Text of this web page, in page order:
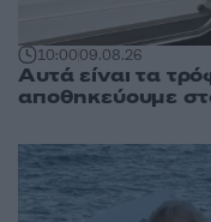
10:0009.08.26
Αυτά είναι τα
αποθηκεύουμε